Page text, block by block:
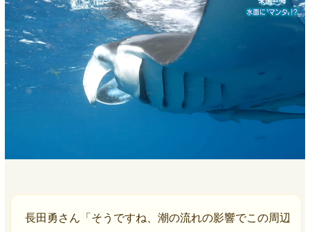
長田勇さん「そうですね、潮の流れの影響でこの周辺